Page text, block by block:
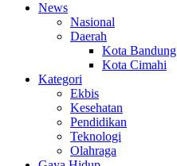
News
Nasional
Daerah
Kota Bandung
Kota Cimahi
Kategori
Ekbis
Kesehatan
Pendidikan
Teknologi
Olahraga